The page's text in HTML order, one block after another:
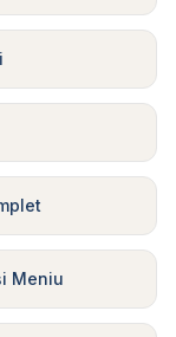
Meniu